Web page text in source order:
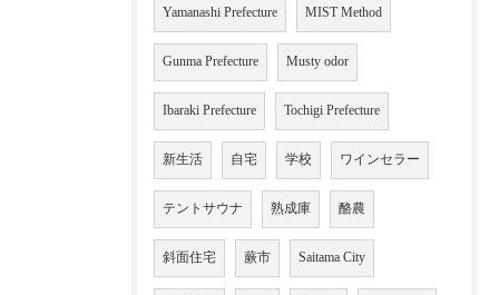
Yamanashi Prefecture MIST Method
Gunma Prefecture Musty odor
Ibaraki Prefecture Tochigi Prefecture
新生活 自宅 学校 ワインセラー
テントサウナ 熟成庫 酪農
斜面住宅 蕨市 Saitama City